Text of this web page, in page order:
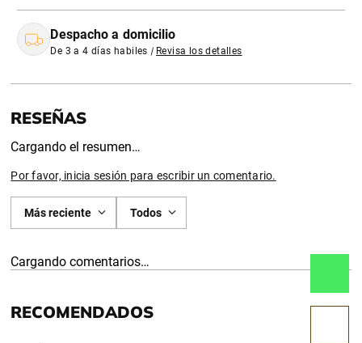
Despacho a domicilio
De 3 a 4 días habiles | Revisa los detalles
Cargando el resumen…
Por favor, inicia sesión para escribir un comentario.
Más reciente Todos
Cargando comentarios…
RECOMENDADOS